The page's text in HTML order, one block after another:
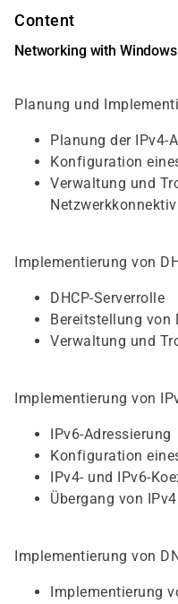
Content
Networking with
Planung und
Planung der IPv4-
Konfiguration
Verwaltung und
Implementierung von
DHCP-Serverrolle
Bereitstellung von
Verwaltung und
Implementierung von
IPv6-Adressierung
Konfiguration
IPv4- und IPv6-
Übergang von
Implementierung von
Implementierung